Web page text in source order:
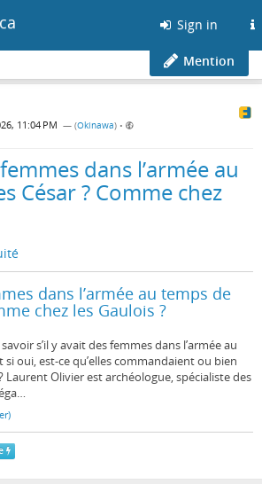
Sign in
Mention
11:04 PM — (Okinawa) •
dans l’armée au
César ? Comme chez
dans l’armée au temps de
chez les Gaulois ?
s’il y avait des femmes dans l’armée au
si oui, est-ce qu’elles commandaient ou bien
Laurent Olivier est archéologue, spécialiste des